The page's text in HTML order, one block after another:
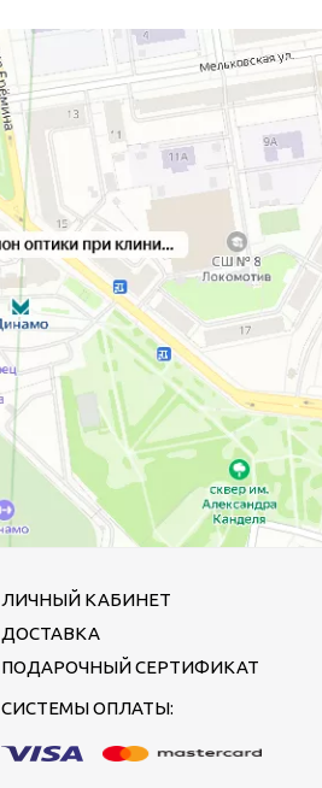
ЛИЧНЫЙ КАБИНЕТ
ДОСТАВКА
ПОДАРОЧНЫЙ СЕРТИФИКАТ
СИСТЕМЫ ОПЛАТЫ: